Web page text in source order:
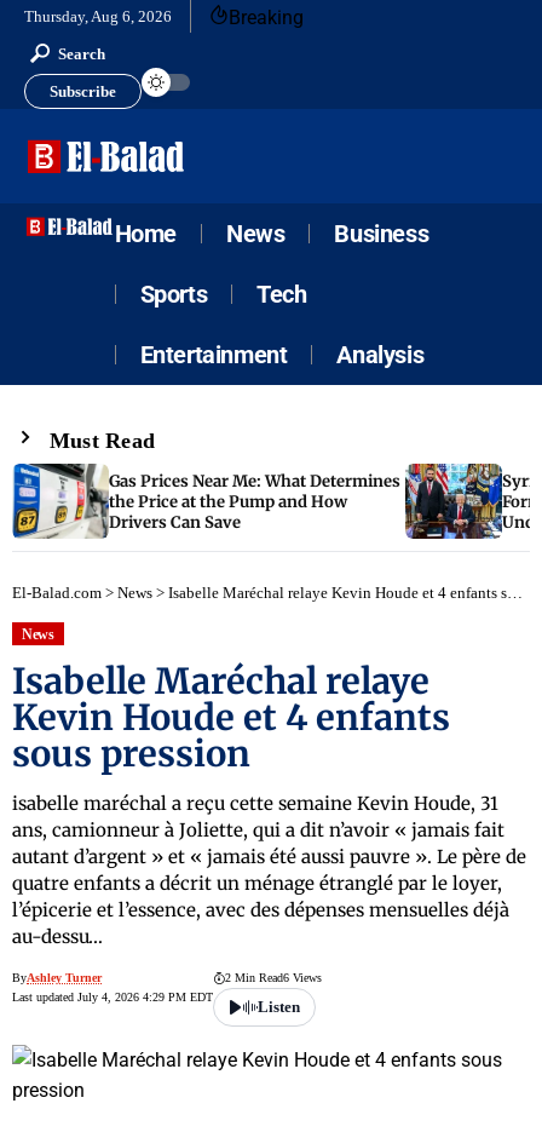
Thursday, Aug 6, 2026 Breaking
Search
Subscribe
Home News Business
Sports Tech
Entertainment Analysis
Must Read
Gas Prices Near Me: What Determines
the Price at the Pump and How
Drivers Can Save
El-Balad.com > News > Isabelle Maréchal relaye Kevin Houde et 4 enfants sous pression
News
Isabelle Maréchal relaye
Kevin Houde et 4 enfants
sous pression
isabelle maréchal a reçu cette semaine Kevin Houde, 31
ans, camionneur à Joliette, qui a dit n’avoir « jamais fait
autant d’argent » et « jamais été aussi pauvre ». Le père de
quatre enfants a décrit un ménage étranglé par le loyer,
l’épicerie et l’essence, avec des dépenses mensuelles déjà
au-dessu…
ByAshley Turner
Last updated July 4, 2026 4:29 PM EDT
2 Min Read6 Views
Listen